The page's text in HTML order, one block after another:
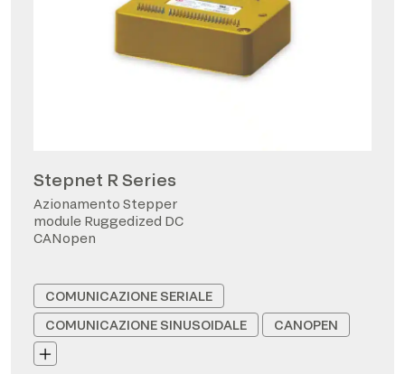
Stepnet R Series
Azionamento Stepper
module Ruggedized DC
CANopen
COMUNICAZIONE SERIALE
COMUNICAZIONE SINUSOIDALE
CANOPEN